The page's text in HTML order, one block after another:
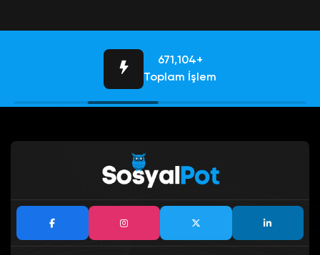
684,756+
Toplam İşlem